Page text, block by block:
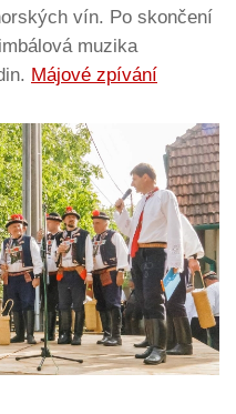
vín. Po skončení
muzika
Májové zpívání